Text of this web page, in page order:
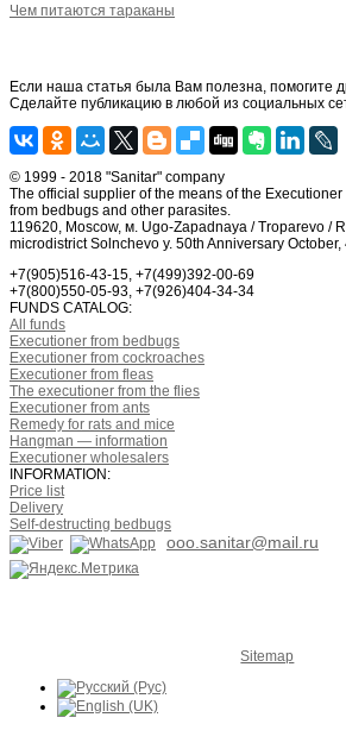
Чем питаются тараканы
Если наша статья была Вам полезна, помогите
Сделайте публикацию в любой из социальных
© 1999 - 2018 "Sanitar" company
The official supplier of the means of the Executioner
from bedbugs and other parasites.
119620, Moscow, м. Ugo-Zapadnaya / Troparevo /
microdistrict Solnchevo у. 50th Anniversary October,
+7(905)516-43-15, +7(499)392-00-69
+7(800)550-05-93, +7(926)404-34-34
FUNDS CATALOG:
All funds
Executioner from bedbugs
Executioner from cockroaches
Executioner from fleas
The executioner from the flies
Executioner from ants
Remedy for rats and mice
Hangman — information
Executioner wholesalers
INFORMATION:
Price list
Delivery
Self-destructing bedbugs
ooo.sanitar@mail.ru
Sitemap